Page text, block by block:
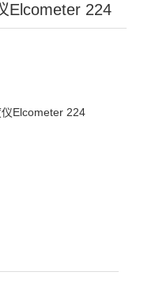
Elcometer 224
Elcometer 224